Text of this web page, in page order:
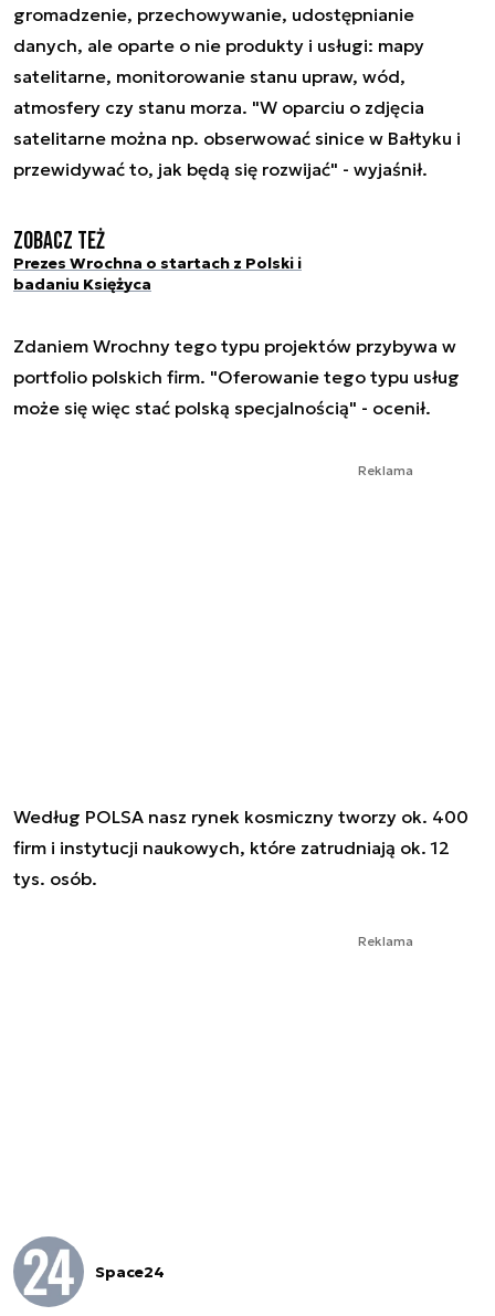
gromadzenie, przechowywanie, udostępnianie
danych, ale oparte o nie produkty i usługi: mapy
satelitarne, monitorowanie stanu upraw, wód,
atmosfery czy stanu morza. "W oparciu o zdjęcia
satelitarne można np. obserwować sinice w Bałtyku i
przewidywać to, jak będą się rozwijać" - wyjaśnił.
Zobacz też
Prezes Wrochna o startach z Polski i
badaniu Księżyca
Zdaniem Wrochny tego typu projektów przybywa w
portfolio polskich firm. "Oferowanie tego typu usług
może się więc stać polską specjalnością" - ocenił.
Reklama
Według POLSA nasz rynek kosmiczny tworzy ok. 400
firm i instytucji naukowych, które zatrudniają ok. 12
tys. osób.
Reklama
Space24